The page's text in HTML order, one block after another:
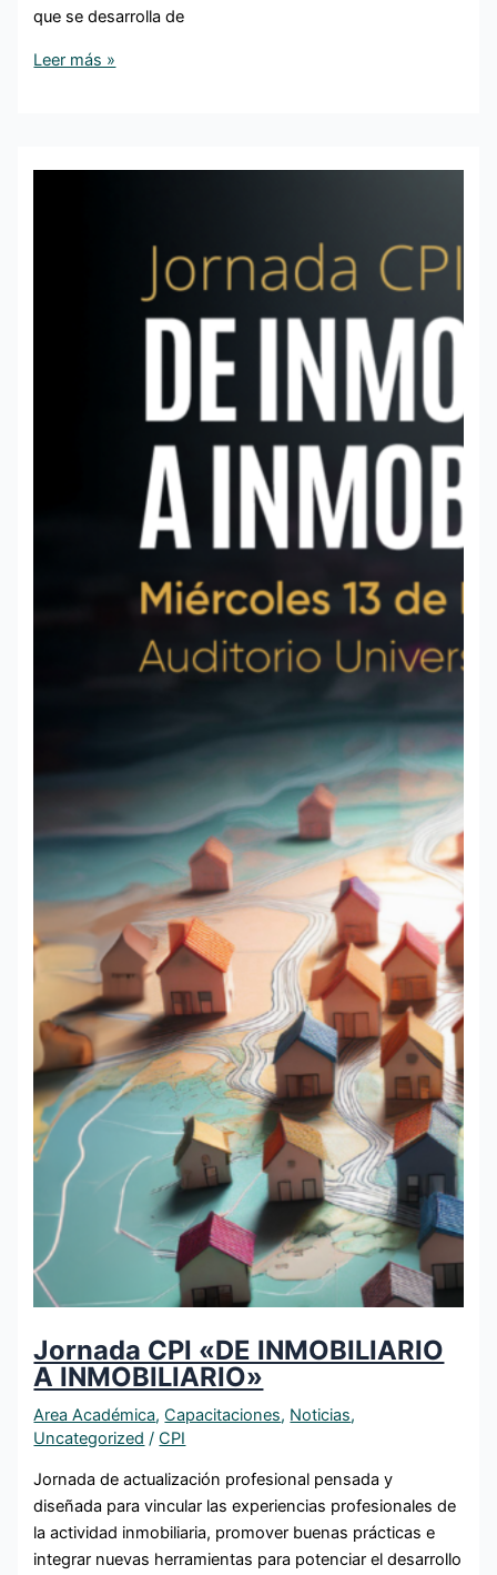
que se desarrolla de
Leer más »
Jornada CPI «DE INMOBILIARIO
A INMOBILIARIO»
Area Académica,Capacitaciones, Noticias,
Uncategorized /CPI
Jornada de actualización profesional pensada y
diseñada para vincular las experiencias profesionales de
la actividad inmobiliaria, promover buenas prácticas e
integrar nuevas herramientas para potenciar el desarrollo